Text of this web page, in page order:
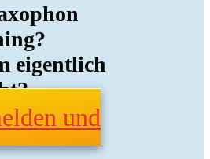
eigentlich
und